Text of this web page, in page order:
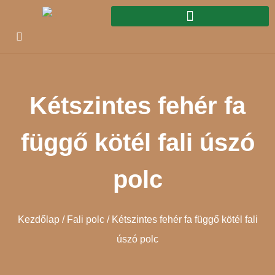
Kétszintes fehér fa
függő kötél fali úszó
polc
Kezdőlap/ Fali polc/ Kétszintes fehér fa függő kötél fali
úszó polc